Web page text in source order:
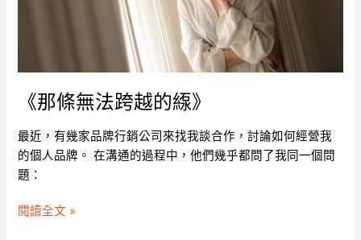
《那條無法跨越的𦂥》
最近，有幾家品牌行銷公司來找我談合作，討論如何經營我
的個人品牌。 在溝通的過程中，他們幾乎都問了我同一個問
題：
閱讀全文 »